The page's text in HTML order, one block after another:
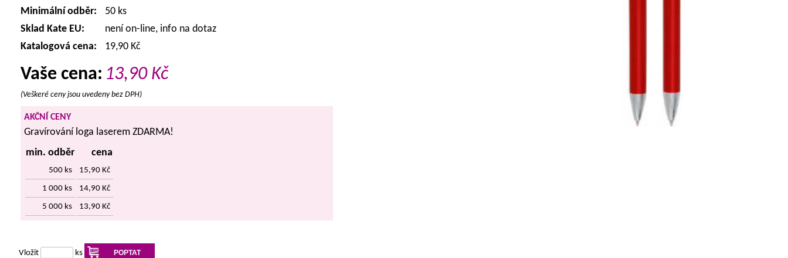
Minimální odběr:
50 ks
Sklad Kate EU:
není on-line, info na dotaz
Katalogová cena:
19,90 Kč
Vaše cena: 13,90 Kč
(Veškeré ceny jsou uvedeny bez DPH)
AKČNÍ CENY
Gravírování loga laserem ZDARMA!
min. odběr
cena
500 ks 15,90 Kč
1 000 ks 14,90 Kč
5 000 ks 13,90 Kč
Vložit ks POPTAT